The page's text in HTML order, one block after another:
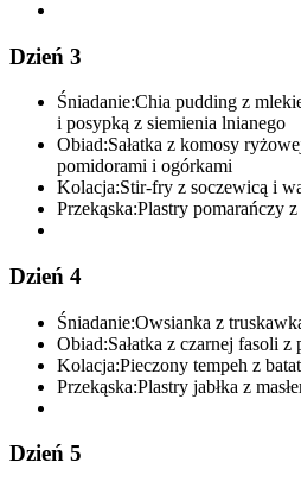
Dzień 3
Śniadanie:Chia pudding z
i posypką z siemienia lnianego
Obiad:Sałatka z komosy
pomidorami i ogórkami
Kolacja:Stir-fry z soczewicą i
Przekąska:Plastry pomarańczy
Dzień 4
Śniadanie:Owsianka z
Obiad:Sałatka z czarnej fasoli
Kolacja:Pieczony tempeh z
Przekąska:Plastry jabłka z
Dzień 5